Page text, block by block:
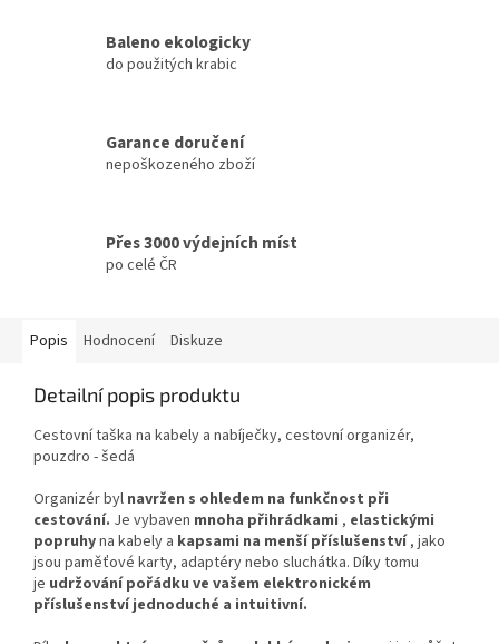
Baleno ekologicky
do použitých krabic
Garance doručení
nepoškozeného zboží
Přes 3000 výdejních míst
po celé ČR
Popis Hodnocení Diskuze
Detailní popis produktu
Cestovní taška na kabely a nabíječky, cestovní organizér,
pouzdro - šedá
Organizér byl navržen s ohledem na funkčnost při
cestování. Je vybaven mnoha přihrádkami , elastickými
popruhyna kabely a kapsami na menší příslušenství, jako
jsou paměťové karty, adaptéry nebo sluchátka. Díky tomu
je udržování pořádku ve vašem elektronickém
příslušenství jednoduché a intuitivní.